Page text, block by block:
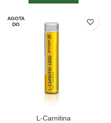
AGOTA
DO
L-Carnitina